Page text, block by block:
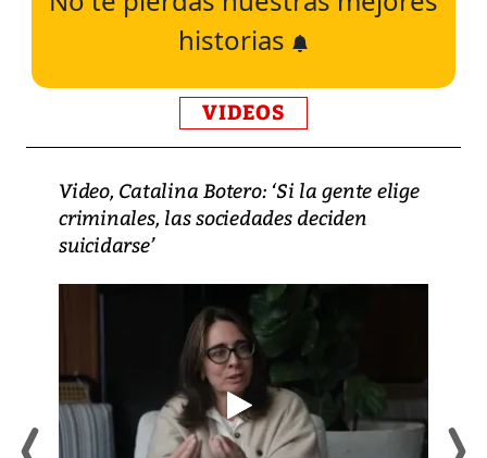
historias
VIDEOS
Video, Catalina Botero: ‘Si la gente elige
criminales, las sociedades deciden
suicidarse’